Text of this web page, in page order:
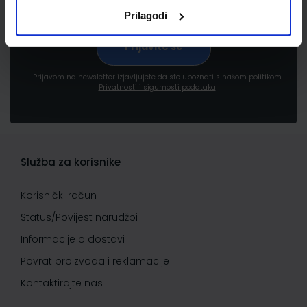
Prilagodi
Prijavom na newsletter izjavljujete da ste upoznati s našom politikom
Privatnosti i sigurnosti podataka
Služba za korisnike
Korisnički račun
Status/Povijest narudžbi
Informacije o dostavi
Povrat proizvoda i reklamacije
Kontaktirajte nas